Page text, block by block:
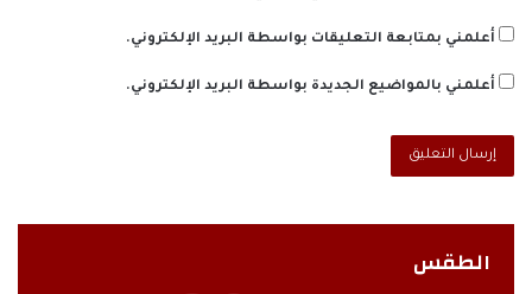
أعلمني بمتابعة التعليقات بواسطة البريد الإلكتروني.
أعلمني بالمواضيع الجديدة بواسطة البريد الإلكتروني.
الطقس